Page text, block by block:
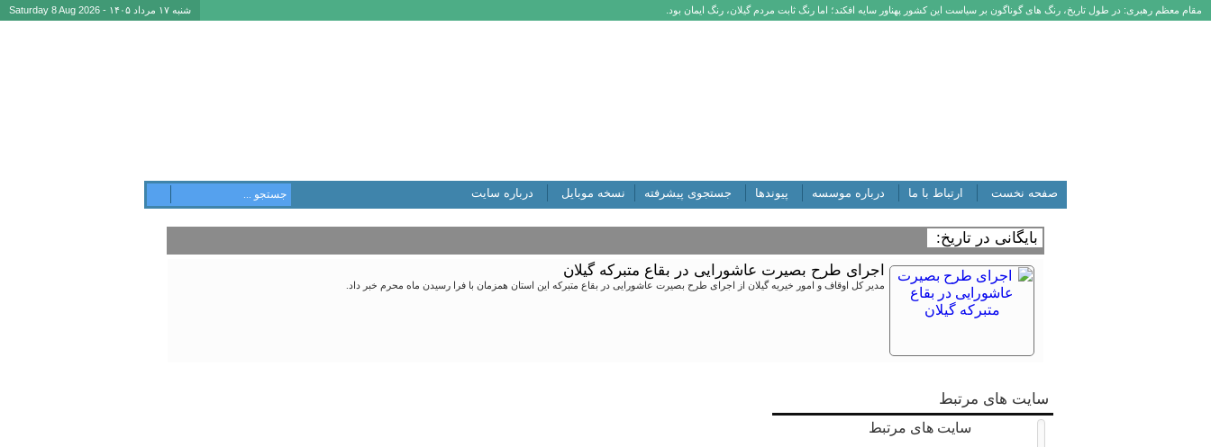
مقام معظم رهبری: در طول تاریخ، رنگ های گوناگون بر سیاست این کشور پهناور سایه افکند؛ اما رنگ ثابت مردم گیلان، رنگ ایمان بود. شنبه ۱۷ مرداد ۱۴۰۵ - Saturday 8 Aug 2026
صفحه نخست ارتباط با ما درباره موسسه پیوندها جستجوی پیشرفته نسخه موبایل درباره سایت
بایگانی در تاریخ:
اجرای طرح بصیرت عاشورایی در بقاع متبرکه گیلان
مدیر کل اوقاف و امور خیریه گیلان از اجرای طرح بصیرت عاشورایی در بقاع متبرکه این استان همزمان با فرا رسیدن ماه محرم خبر داد.
سایت های مرتبط
سایت های مرتبط